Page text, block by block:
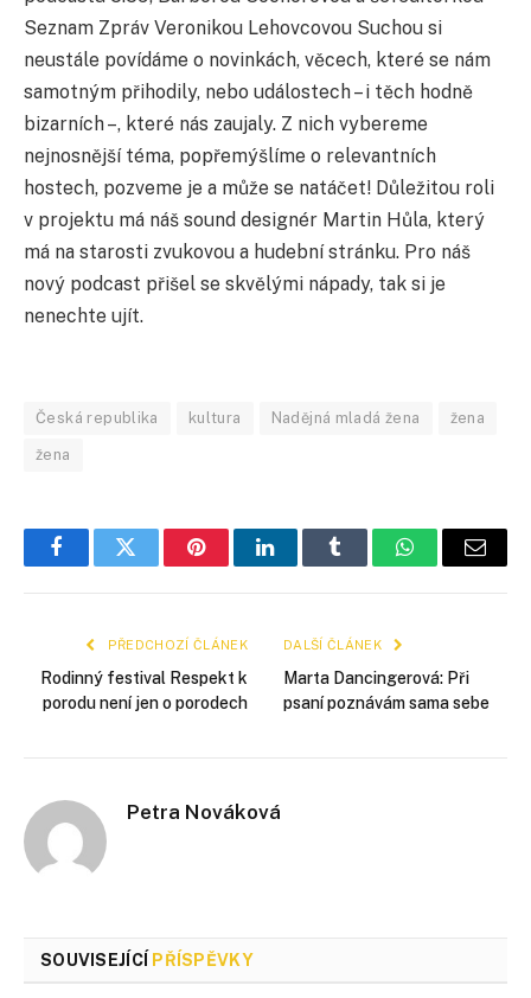
Seznam Zpráv Veronikou Lehovcovou Suchou si
neustále povídáme o novinkách, věcech, které se nám
samotným přihodily, nebo událostech – i těch hodně
bizarních –, které nás zaujaly. Z nich vybereme
nejnosnější téma, popřemýšlíme o relevantních
hostech, pozveme je a může se natáčet! Důležitou roli
v projektu má náš sound designér Martin Hůla, který
má na starosti zvukovou a hudební stránku. Pro náš
nový podcast přišel se skvělými nápady, tak si je
nenechte ujít.
Česká republika kultura Nadějná mladá žena žena
žena
FacebookTwitter PinterestLinkedInTumblr WhatsApp
E-
PŘEDCHOZÍ ČLÁNEK
Rodinný festival Respekt k
porodu není jen o porodech
DALŠÍ ČLÁNEK
Marta Dancingerová: Při
psaní poznávám sama sebe
Petra Nováková
SOUVISEJÍCÍ PŘÍSPĚVKY